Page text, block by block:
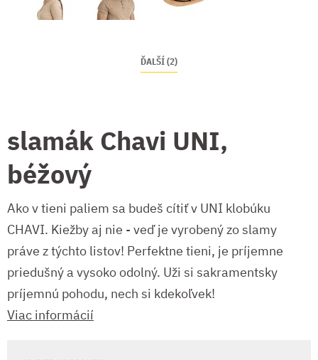
ĎALŠÍ (2)
slamák Chavi UNI,
béžový
Ako v tieni paliem sa budeš cítiť v UNI klobúku
CHAVI. Kiežby aj nie - veď je vyrobený zo slamy
práve z týchto listov! Perfektne tieni, je príjemne
priedušný a vysoko odolný. Uži si sakramentsky
príjemnú pohodu, nech si kdekoľvek!
Viac informácií